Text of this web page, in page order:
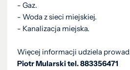
- Gaz.
- Woda z sieci miejskiej.
- Kanalizacja miejska.
Więcej informacji udziela
Piotr Mularski tel. 883356471